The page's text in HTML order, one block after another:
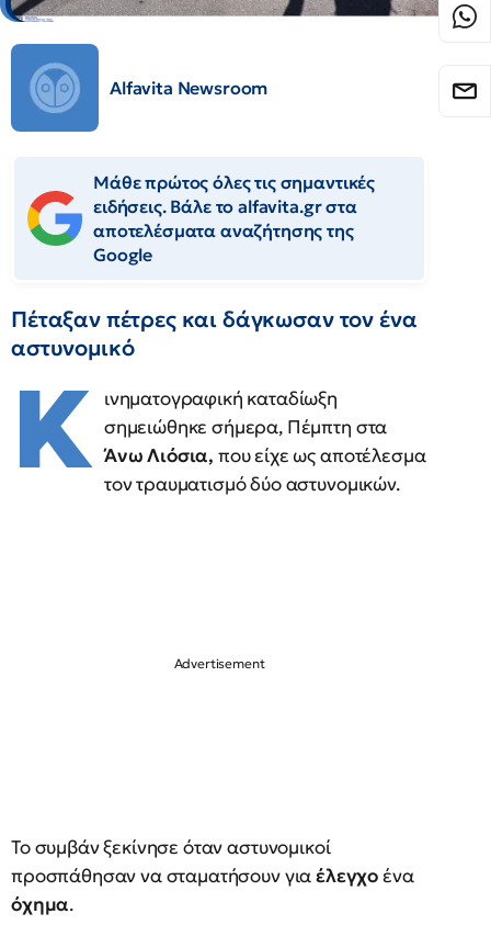
Alfavita Newsroom
Μάθε πρώτος όλες τις σημαντικές
ειδήσεις. Βάλε το alfavita.gr στα
αποτελέσματα αναζήτησης της
Google
Πέταξαν πέτρες και δάγκωσαν τον ένα
αστυνομικό
Κ ινηματογραφική καταδίωξη
σημειώθηκε σήμερα, Πέμπτη στα
Άνω Λιόσια, που είχε ως αποτέλεσμα
τον τραυματισμό δύο αστυνομικών.
Το συμβάν ξεκίνησε όταν αστυνομικοί
προσπάθησαν να σταματήσουν γιαέλεγχοένα
όχημα.